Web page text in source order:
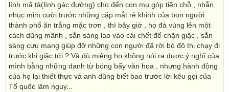
lính mã tà(lính gác đường) cho đến con mụ góp tiền chỗ , nhẫn
nhục mỉm cười trước những cặp mắt rẻ khinh của bọn người
thành phố ăn trắng mặc trơn , thì bây giờ , họ đà vùng lên một
cách dũng mãnh , sẵn sàng lao vào cái chết để chặn giặc , sẵn
sàng cưu mang giúp đỡ những con người đã rời bỏ đô thị chạy đi
trước khi giặc tới ? Và dù miệng họ không nói ra được ý nghĩ của
mình bằng những danh từ bóng bẩy văn hoa , nhưng hành động
của họ lại thiết thực và anh dũng biết bao trước lời kêu gọi của
Tổ quốc lâm nguy...